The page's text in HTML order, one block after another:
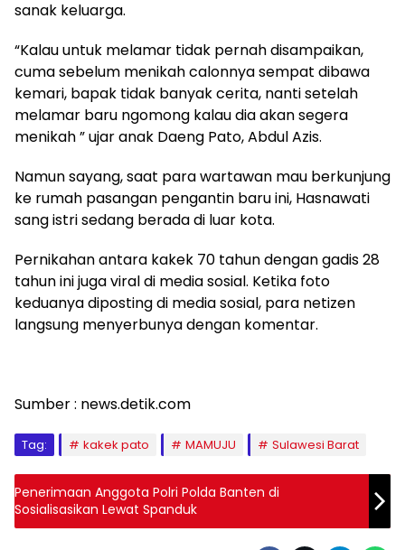
sanak keluarga.
“Kalau untuk melamar tidak pernah disampaikan,
cuma sebelum menikah calonnya sempat dibawa
kemari, bapak tidak banyak cerita, nanti setelah
melamar baru ngomong kalau dia akan segera
menikah ” ujar anak Daeng Pato, Abdul Azis.
Namun sayang, saat para wartawan mau berkunjung
ke rumah pasangan pengantin baru ini, Hasnawati
sang istri sedang berada di luar kota.
Pernikahan antara kakek 70 tahun dengan gadis 28
tahun ini juga viral di media sosial. Ketika foto
keduanya diposting di media sosial, para netizen
langsung menyerbunya dengan komentar.
Sumber : news.detik.com
Tag: kakek pato MAMUJU Sulawesi Barat
Penerimaan Anggota Polri Polda Banten di
Sosialisasikan Lewat Spanduk